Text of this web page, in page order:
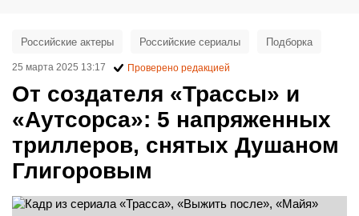
От создателя «Трассы» и
«Аутсорса»: 5 напряженных
триллеров, снятых Душаном
Глигоровым
Российские актеры Российские сериалы Подборка
25 марта 2025 13:17 Проверено редакцией